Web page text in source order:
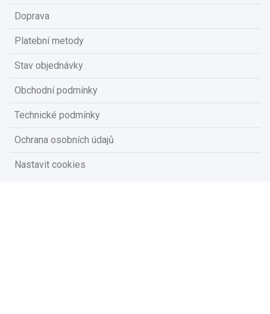
Doprava
Platební metody
Stav objednávky
Obchodní podmínky
Technické podmínky
Ochrana osobních údajů
Nastavit cookies